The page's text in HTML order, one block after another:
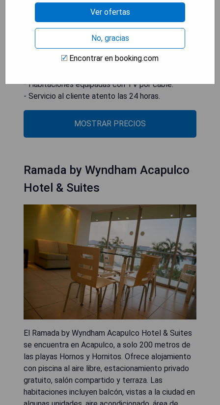
del establecimiento.
- Excelente ubicación cerca del centro de
convenciones.
- Conexión WiFi gratuita en todo el hotel.
- Habitaciones equipadas con TV por cable.
- Servicio al cliente atento las 24 horas.
MOSTRAR PRECIOS
Ramada by Wyndham Acapulco
Hotel & Suites
El Ramada by Wyndham Acapulco Hotel & Suites
se encuentra en Acapulco, a solo 200 metros de
las playas Hornos y Hornitos. Ofrece alojamiento
con piscina al aire libre, estacionamiento privado
gratuito, salón compartido y terraza. Las
habitaciones incluyen balcón, vistas a la ciudad en
Ver ofertas
No, gracias
Encontrar en booking.com